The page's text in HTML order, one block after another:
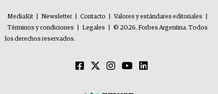
MediaKit Newsletter Contacto Valores y estándares editoriales
Términos y condiciones
Legales
© 2026. Forbes Argentina. Todos
los derechos reservados.